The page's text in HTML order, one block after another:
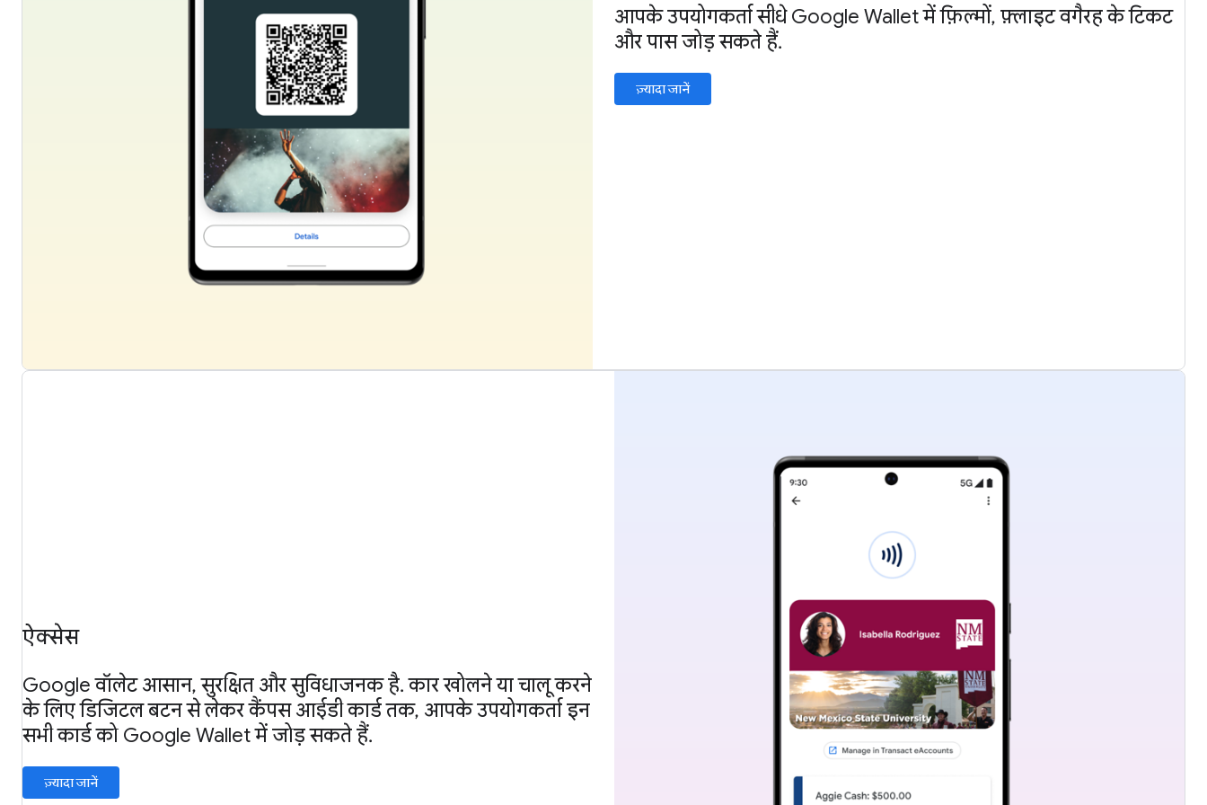
आपके उपयोगकर्ता सीधे Google Wallet में फ़िल्मों, फ़्लाइट वगैरह के टिकट
और पास जोड़ सकते हैं.
ज़्यादा जानें
ऐक्सेस
Google वॉलेट आसान, सुरक्षित और सुविधाजनक है. कार खोलने या चालू करने
के लिए डिजिटल बटन से लेकर कैंपस आईडी कार्ड तक, आपके उपयोगकर्ता इन
सभी कार्ड को Google Wallet में जोड़ सकते हैं.
ज़्यादा जानें